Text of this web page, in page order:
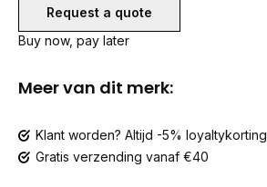
Request a quote
Buy now, pay later
Meer van dit merk:
Klant worden? Altijd -5% loyaltykorting
Gratis verzending vanaf €40